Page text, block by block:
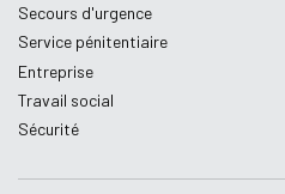
Secours d'urgence
Service pénitentiaire
Entreprise
Travail social
Sécurité